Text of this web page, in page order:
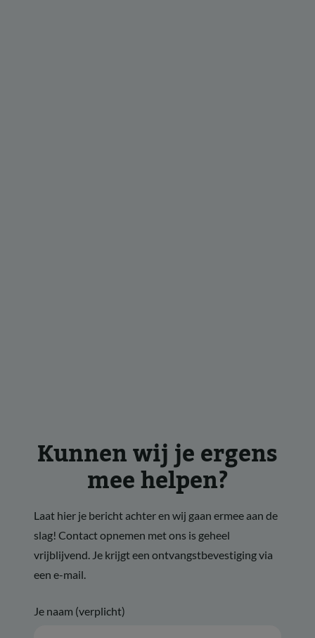
Kunnen wij je ergens
mee helpen?
Laat hier je bericht achter en wij gaan ermee aan de
slag! Contact opnemen met ons is geheel
vrijblijvend. Je krijgt een ontvangstbevestiging via
een e-mail.
Je naam (verplicht)